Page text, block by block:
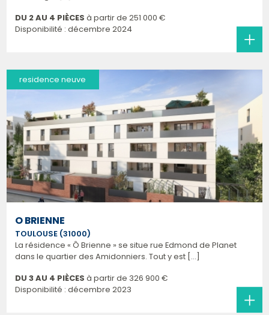
DU 2 AU 4 PIÈCES à partir de 251 000 €
Disponibilité : décembre 2024
residence neuve
O BRIENNE
TOULOUSE (31000)
La résidence « Ô Brienne » se situe rue Edmond de Planet
dans le quartier des Amidonniers. Tout y est [...]
DU 3 AU 4 PIÈCES à partir de 326 900 €
Disponibilité : décembre 2023